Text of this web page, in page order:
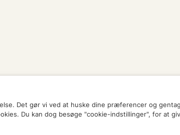
Det gør vi ved at huske dine præferencer og
Du kan dog besøge "cookie-indstillinger", for at